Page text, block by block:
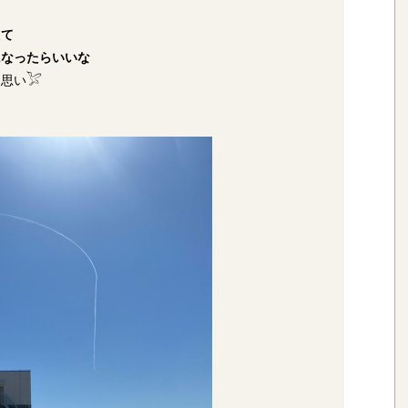
ったらいいな
思い𓅯